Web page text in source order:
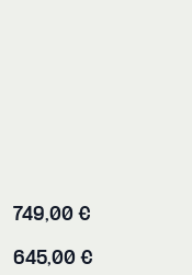
749,00 €
645,00 €